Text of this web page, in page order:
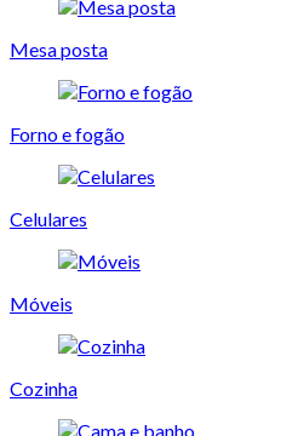
Mesa posta
Forno e fogão
Celulares
Móveis
Cozinha